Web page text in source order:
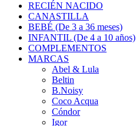
RECIÉN NACIDO
CANASTILLA
BEBÉ (De 3 a 36 meses)
INFANTIL (De 4 a 10 años)
COMPLEMENTOS
MARCAS
Abel & Lula
Beltin
B.Noisy
Coco Acqua
Cóndor
Igor